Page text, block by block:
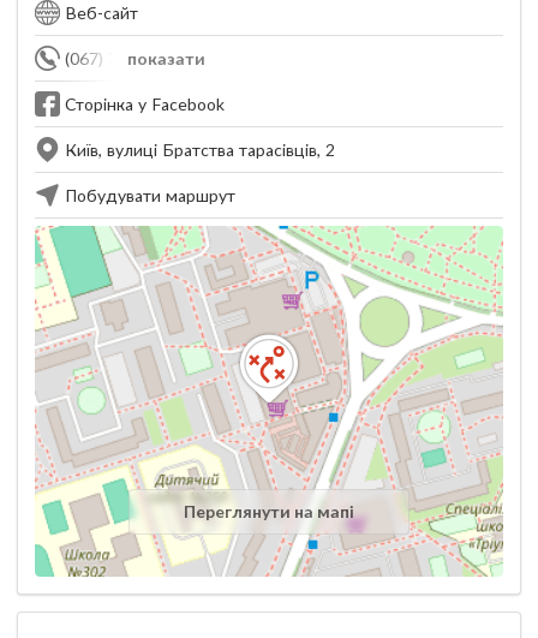
Веб-сайт
показати
(067) 714-45-02
Сторінка у Facebook
Київ, вулиці Братства тарасівців, 2
Побудувати маршрут
Переглянути на мапі